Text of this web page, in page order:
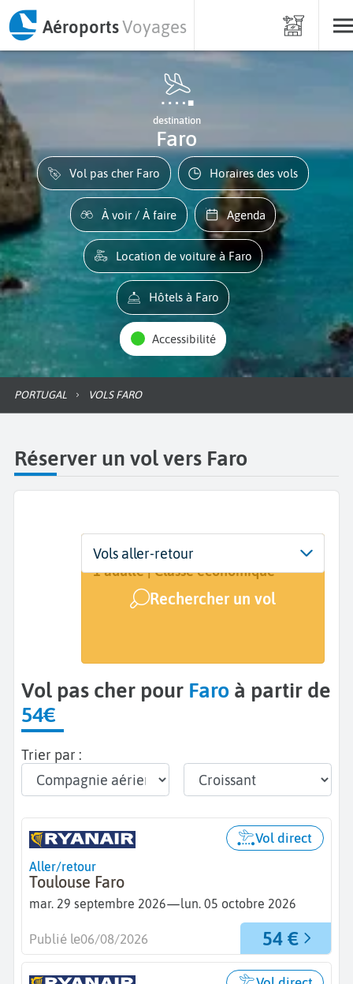
AéroportsVoyages
destination
Faro
Vol pas cher Faro Horaires des vols
À voir / À faire Agenda
Location de voiture à Faro
Hôtels à Faro
Accessibilité
PORTUGAL VOLS FARO
Réserver un vol vers Faro
Départ
De...
Dates
Dates de votre voyage
Voyageurs | Classe
1 adulte | Classe économique
Rechercher un vol
Vols aller-retour
Vol pas cher pour Faro à partir de
54€
Trier par :
Aller/retour
Toulouse Faro
mar. 29 septembre 2026—lun. 05 octobre 2026
Vol direct
54 €
Publié le06/08/2026